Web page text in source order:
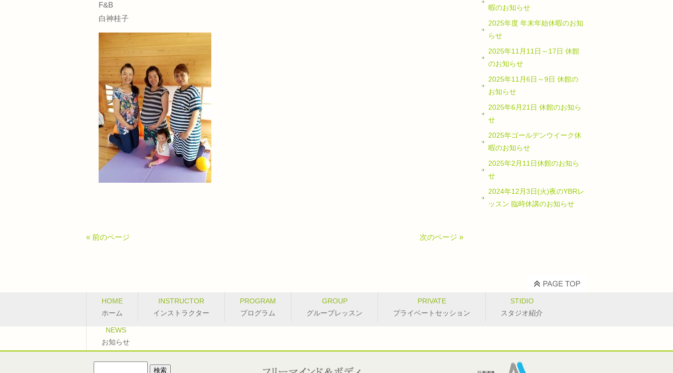
F&B
白神桂子
« 前のページ 次のページ »
暇のお知らせ
2025年度 年末年始休暇のお知
らせ
2025年11月11日～17日 休館
のお知らせ
2025年11月6日～9日 休館の
お知らせ
2025年6月21日 休館のお知ら
せ
2025年ゴールデンウイーク休
暇のお知らせ
2025年2月11日休館のお知ら
せ
2024年12月3日(火)夜のYBRレ
ッスン 臨時休講のお知らせ
HOME
ホーム
INSTRUCTOR
インストラクター
PROGRAM
プログラム
GROUP
グループレッスン
PRIVATE
プライベートセッション
STIDIO
スタジオ紹介
NEWS
お知らせ